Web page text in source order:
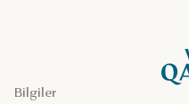
Bilgiler